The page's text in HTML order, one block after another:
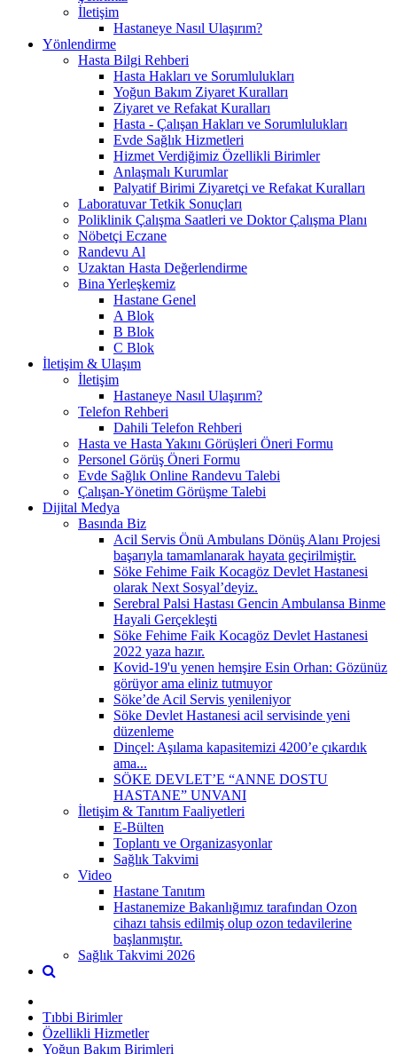
İletişim
Hastaneye Nasıl Ulaşırım?
Yönlendirme
Hasta Bilgi Rehberi
Hasta Hakları ve Sorumlulukları
Yoğun Bakım Ziyaret Kuralları
Ziyaret ve Refakat Kuralları
Hasta - Çalışan Hakları ve Sorumlulukları
Evde Sağlık Hizmetleri
Hizmet Verdiğimiz Özellikli Birimler
Anlaşmalı Kurumlar
Palyatif Birimi Ziyaretçi ve Refakat Kuralları
Laboratuvar Tetkik Sonuçları
Poliklinik Çalışma Saatleri ve Doktor Çalışma Planı
Nöbetçi Eczane
Randevu Al
Uzaktan Hasta Değerlendirme
Bina Yerleşkemiz
Hastane Genel
A Blok
B Blok
C Blok
İletişim & Ulaşım
İletişim
Hastaneye Nasıl Ulaşırım?
Telefon Rehberi
Dahili Telefon Rehberi
Hasta ve Hasta Yakını Görüşleri Öneri Formu
Personel Görüş Öneri Formu
Evde Sağlık Online Randevu Talebi
Çalışan-Yönetim Görüşme Talebi
Dijital Medya
Basında Biz
Acil Servis Önü Ambulans Dönüş Alanı Projesi
başarıyla tamamlanarak hayata geçirilmiştir.
Söke Fehime Faik Kocagöz Devlet Hastanesi
olarak Next Sosyal’deyiz.
Serebral Palsi Hastası Gencin Ambulansa Binme
Hayali Gerçekleşti
Söke Fehime Faik Kocagöz Devlet Hastanesi
2022 yaza hazır.
Kovid-19'u yenen hemşire Esin Orhan: Gözünüz
görüyor ama eliniz tutmuyor
Söke’de Acil Servis yenileniyor
Söke Devlet Hastanesi acil servisinde yeni
düzenleme
Dinçel: Aşılama kapasitemizi 4200’e çıkardık
ama...
SÖKE DEVLET’E “ANNE DOSTU
HASTANE” UNVANI
İletişim & Tanıtım Faaliyetleri
E-Bülten
Toplantı ve Organizasyonlar
Sağlık Takvimi
Video
Hastane Tanıtım
Hastanemize Bakanlığımız tarafından Ozon
cihazı tahsis edilmiş olup ozon tedavilerine
başlanmıştır.
Sağlık Takvimi 2026
Tıbbi Birimler
Özellikli Hizmetler
Yoğun Bakım Birimleri